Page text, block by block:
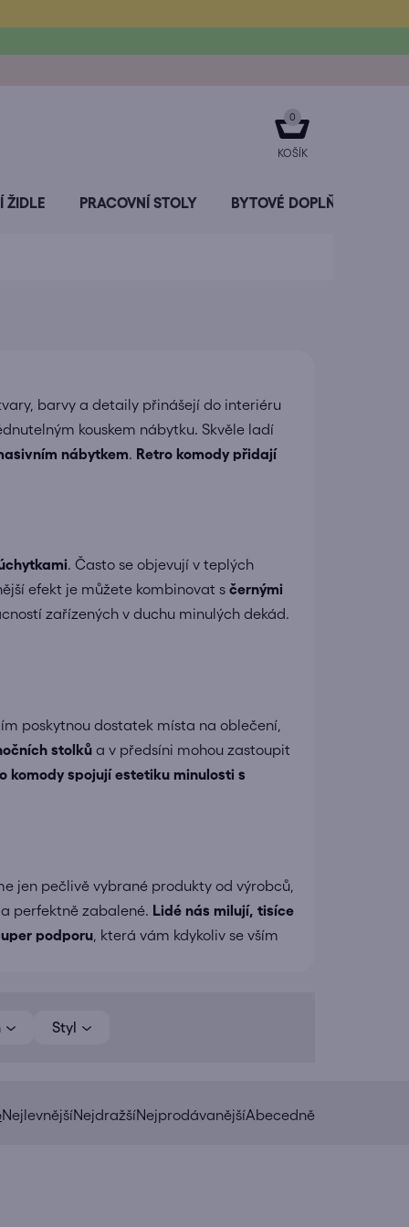
NÁKUPNÍ
KOŠÍK
ŽIDLE PRACOVNÍ STOLY BYTOVÉ DOPLŇKY
barvy a detaily přinášejí do interiéru
kouskem nábytku. Skvěle ladí
nábytkem Retro komody přidají
. Často se objevují v teplých
efekt je můžete kombinovat s černými
zařízených v duchu minulých dekád.
poskytnou dostatek místa na oblečení,
stolků a v předsíni mohou zastoupit
komody spojují estetiku minulosti s
jen pečlivě vybrané produkty od výrobců,
perfektně zabalené. Lidé nás milují, tisíce
podporu , která vám kdykoliv se vším
NejlevnějšíNejdražšíNejprodávanějšíAbecedně
Styl